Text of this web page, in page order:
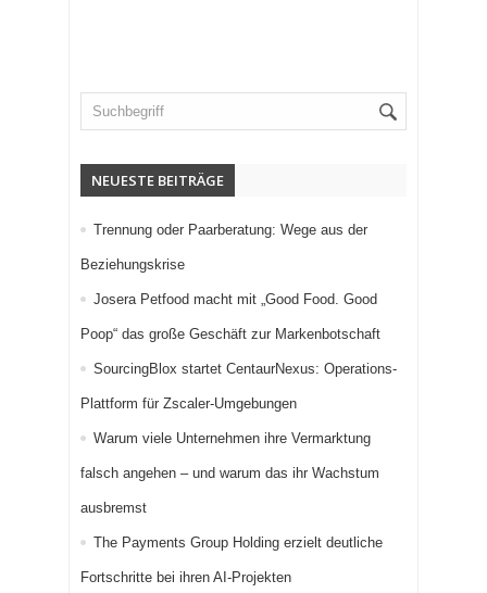
NEUESTE BEITRÄGE
Trennung oder Paarberatung: Wege aus der
Beziehungskrise
Josera Petfood macht mit „Good Food. Good
Poop“ das große Geschäft zur Markenbotschaft
SourcingBlox startet CentaurNexus: Operations-
Plattform für Zscaler-Umgebungen
Warum viele Unternehmen ihre Vermarktung
falsch angehen – und warum das ihr Wachstum
ausbremst
The Payments Group Holding erzielt deutliche
Fortschritte bei ihren AI-Projekten